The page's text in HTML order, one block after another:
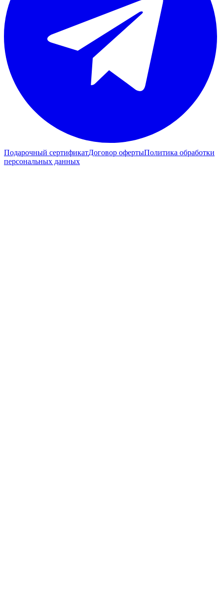
Подарочный сертификатДоговор офертыПолитика обработки
персональных данных